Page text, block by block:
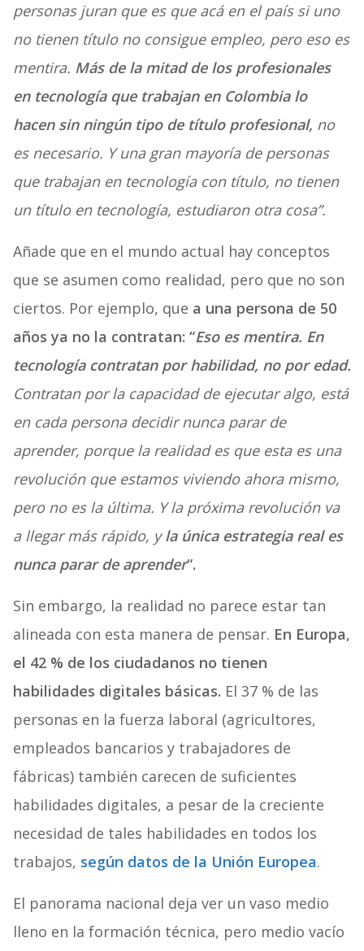
personas juran que es que acá en el país si uno
no tienen título no consigue empleo, pero eso es
mentira. Más de la mitad de los profesionales
en tecnología que trabajan en Colombia lo
hacen sin ningún tipo de título profesional, no
es necesario. Y una gran mayoría de personas
que trabajan en tecnología con título, no tienen
un título en tecnología, estudiaron otra cosa”.
Añade que en el mundo actual hay conceptos
que se asumen como realidad, pero que no son
ciertos. Por ejemplo, que a una persona de 50
años ya no la contratan: “Eso es mentira. En
tecnología contratan por habilidad, no por edad.
Contratan por la capacidad de ejecutar algo, está
en cada persona decidir nunca parar de
aprender, porque la realidad es que esta es una
revolución que estamos viviendo ahora mismo,
pero no es la última. Y la próxima revolución va
a llegar más rápido, yla única estrategia real es
nunca parar de aprender“.
Sin embargo, la realidad no parece estar tan
alineada con esta manera de pensar. En Europa,
el 42 % de los ciudadanos no tienen
habilidades digitales básicas. El 37 % de las
personas en la fuerza laboral (agricultores,
empleados bancarios y trabajadores de
fábricas) también carecen de suficientes
habilidades digitales, a pesar de la creciente
necesidad de tales habilidades en todos los
trabajos, según datos de la Unión Europea.
El panorama nacional deja ver un vaso medio
lleno en la formación técnica, pero medio vacío